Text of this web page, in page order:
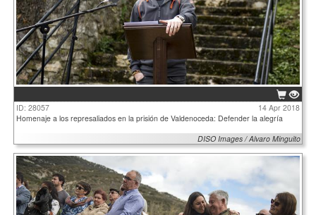
ID: 28057
14 Apr 2018
Homenaje a los represaliados en la prisión de Valdenoceda: Defender la alegría
DISO Images / Alvaro Minguito